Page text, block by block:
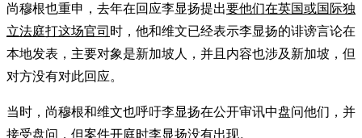
尚穆根也重申，去年在回应李显扬提出要他们在英国或国际独
立法庭打这场官司 时，他和维文已经表示李显扬的诽谤言论在
本地发表，主要对象是新加坡人，并且内容也涉及新加坡，但
对方没有对此回应。
当时，尚穆根和维文也呼吁李显扬在公开审讯中盘问他们，并
接受盘问，但案件开庭时李显扬没有出现。